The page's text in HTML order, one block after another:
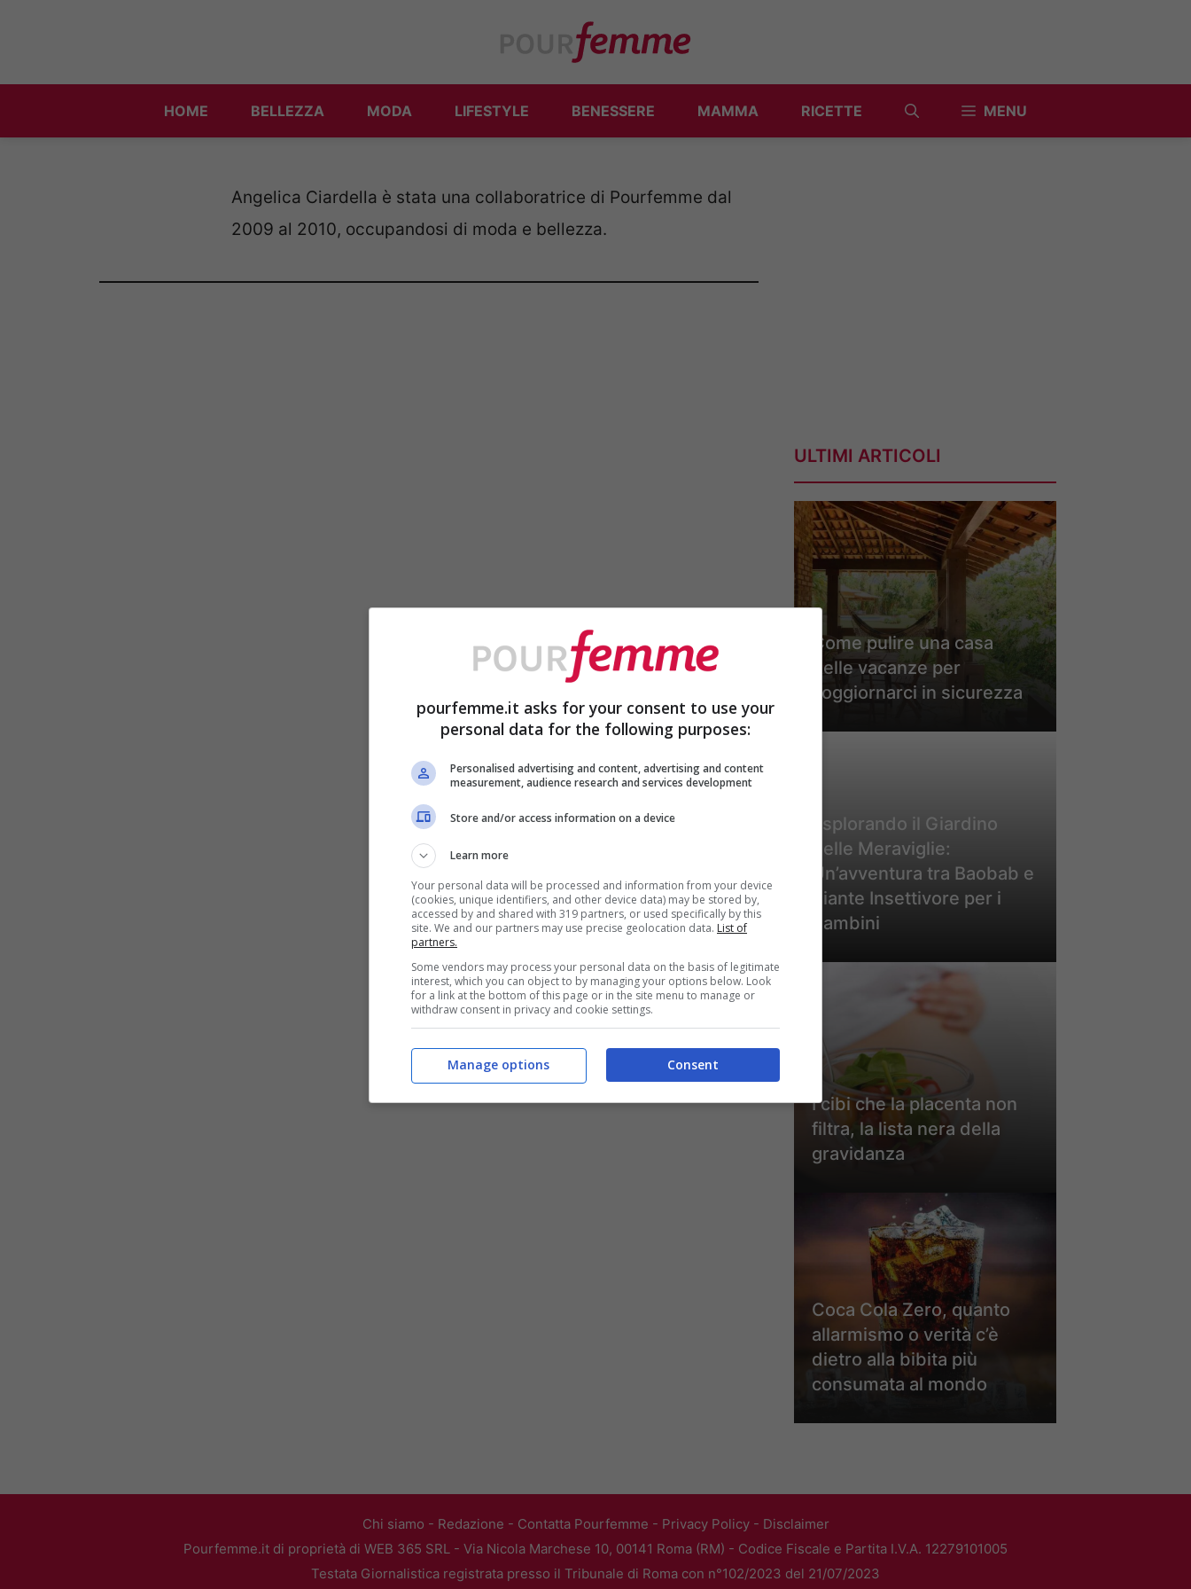
HOME BELLEZZA MODA LIFESTYLE BENESSERE MAMMA RICETTE MENU
Angelica Ciardella è stata una collaboratrice di Pourfemme dal
2009 al 2010, occupandosi di moda e bellezza.
ULTIMI ARTICOLI
Come pulire una casa
delle vacanze per
soggiornarci in sicurezza
Esplorando il Giardino
delle Meraviglie:
Un’avventura tra Baobab e
Piante Insettivore per i
Bambini
I cibi che la placenta non
filtra, la lista nera della
gravidanza
Coca Cola Zero, quanto
allarmismo o verità c’è
dietro alla bibita più
consumata al mondo
Chi siamo - Redazione - Contatta Pourfemme - Privacy Policy- Disclaimer
Pourfemme.it di proprietà di WEB 365 SRL - Via Nicola Marchese 10, 00141 Roma (RM) - Codice Fiscale e Partita I.V.A. 12279101005
Testata Giornalistica registrata presso il Tribunale di Roma con n°102/2023 del 21/07/2023
pourfemme.it asks for your consent to use your
personal data for the following purposes:
Personalised advertising and content, advertising and content
measurement, audience research and services development
Store and/or access information on a device
Learn more
Your personal data will be processed and information from your device
(cookies, unique identifiers, and other device data) may be stored by,
accessed by and shared with 319 partners, or used specifically by this
site. We and our partners may use precise geolocation data. List of
partners.
Some vendors may process your personal data on the basis of legitimate
interest, which you can object to by managing your options below. Look
for a link at the bottom of this page or in the site menu to manage or
withdraw consent in privacy and cookie settings.
Consent
Manage options